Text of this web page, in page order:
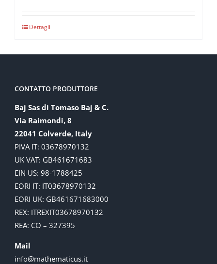
Dettagli
CONTATTO PRODUTTORE
Baj Sas di Tomaso Baj & C.
Via Raimondi, 8
22041 Colverde, Italy
PIVA IT: 03678970132
UK VAT: GB461671683
EIN US: 98-1788425
EORI IT: IT03678970132
EORI UK: GB461671683000
REX: ITREXIT03678970132
REA: CO – 327395
Mail
info@mathematicus.it